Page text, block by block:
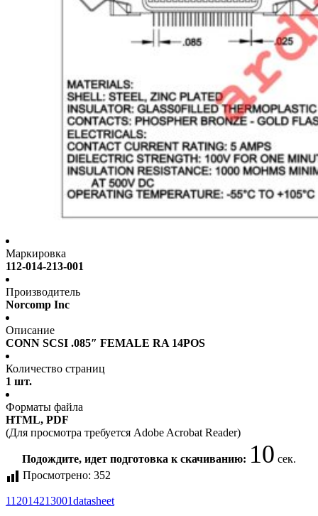
Маркировка
112-014-213-001
Производитель
Norcomp Inc
Описание
CONN SCSI .085″ FEMALE RA 14POS
Количество страниц
1 шт.
Форматы файла
HTML, PDF
(Для просмотра требуется Adobe Acrobat Reader)
Подождите, идет подготовка к скачиванию: 10 сек.
Просмотрено: 352
112014213001datasheet